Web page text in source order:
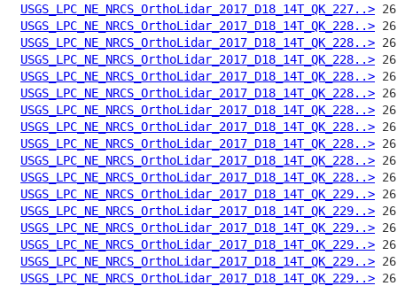
USGS_LPC_NE_NRCS_OrthoLidar_2017_D18_14T_QK_227..>
USGS_LPC_NE_NRCS_OrthoLidar_2017_D18_14T_QK_228..>
USGS_LPC_NE_NRCS_OrthoLidar_2017_D18_14T_QK_228..>
USGS_LPC_NE_NRCS_OrthoLidar_2017_D18_14T_QK_228..>
USGS_LPC_NE_NRCS_OrthoLidar_2017_D18_14T_QK_228..>
USGS_LPC_NE_NRCS_OrthoLidar_2017_D18_14T_QK_228..>
USGS_LPC_NE_NRCS_OrthoLidar_2017_D18_14T_QK_228..>
USGS_LPC_NE_NRCS_OrthoLidar_2017_D18_14T_QK_228..>
USGS_LPC_NE_NRCS_OrthoLidar_2017_D18_14T_QK_228..>
USGS_LPC_NE_NRCS_OrthoLidar_2017_D18_14T_QK_228..>
USGS_LPC_NE_NRCS_OrthoLidar_2017_D18_14T_QK_228..>
USGS_LPC_NE_NRCS_OrthoLidar_2017_D18_14T_QK_229..>
USGS_LPC_NE_NRCS_OrthoLidar_2017_D18_14T_QK_229..>
USGS_LPC_NE_NRCS_OrthoLidar_2017_D18_14T_QK_229..>
USGS_LPC_NE_NRCS_OrthoLidar_2017_D18_14T_QK_229..>
USGS_LPC_NE_NRCS_OrthoLidar_2017_D18_14T_QK_229..>
USGS_LPC_NE_NRCS_OrthoLidar_2017_D18_14T_QK_229..>